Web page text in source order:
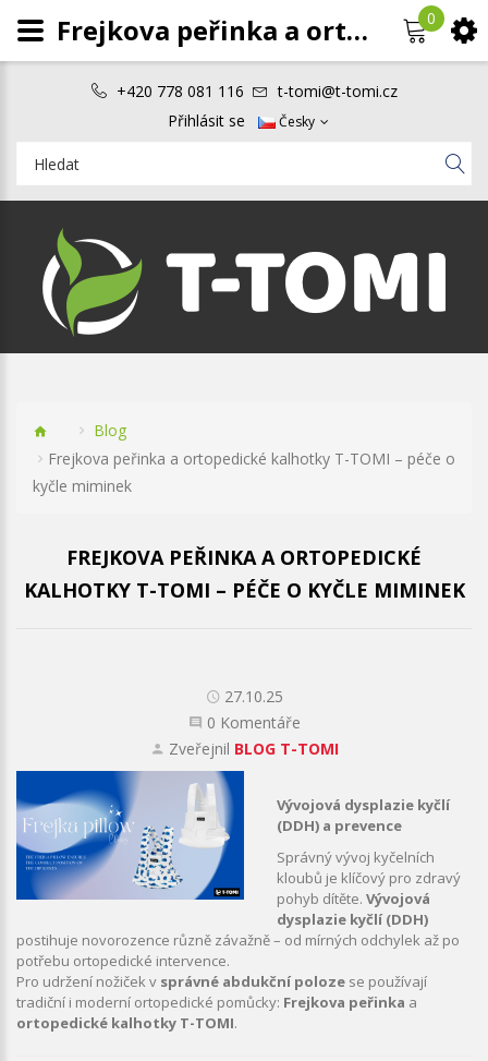
+420 778 081 116
t-tomi@t-tomi.cz
Přihlásit se
Česky
0
Blog
Frejkova peřinka a ortopedické kalhotky T-TOMI – péče o
kyčle miminek
FREJKOVA PEŘINKA A ORTOPEDICKÉ
KALHOTKY T-TOMI – PÉČE O KYČLE MIMINEK
27.10.25
0 Komentáře
Zveřejnil BLOG T-TOMI
Vývojová dysplazie kyčlí
(DDH) a prevence
Správný vývoj kyčelních
kloubů je klíčový pro zdravý
pohyb dítěte. Vývojová
dysplazie kyčlí (DDH)
postihuje novorozence různě závažně – od mírných odchylek až po
potřebu ortopedické intervence.
Pro udržení nožiček v správné abdukční poloze se používají
tradiční i moderní ortopedické pomůcky: Frejkova peřinka a
ortopedické kalhotky T-TOMI.
Frejkova peřinka a ortopedické kalhotky T-TOMI – péče o kyčle miminek